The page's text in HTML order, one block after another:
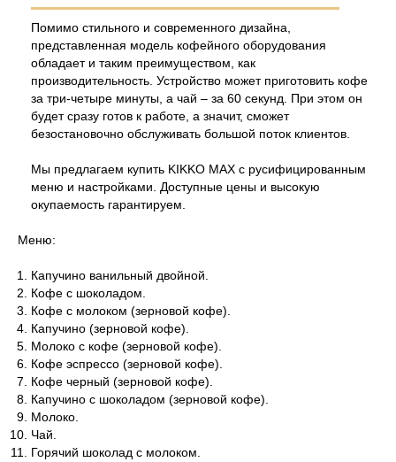
Помимо стильного и современного дизайна,
представленная модель кофейного оборудования
обладает и таким преимуществом, как
производительность. Устройство может приготовить кофе
за три-четыре минуты, а чай – за 60 секунд. При этом он
будет сразу готов к работе, а значит, сможет
безостановочно обслуживать большой поток клиентов.
Мы предлагаем купить KIKKO MAX с русифицированным
меню и настройками. Доступные цены и высокую
окупаемость гарантируем.
Меню:
Капучино ванильный двойной.
Кофе с шоколадом.
Кофе с молоком (зерновой кофе).
Капучино (зерновой кофе).
Молоко с кофе (зерновой кофе).
Кофе эспрессо (зерновой кофе).
Кофе черный (зерновой кофе).
Капучино с шоколадом (зерновой кофе).
Молоко.
Чай.
Горячий шоколад с молоком.